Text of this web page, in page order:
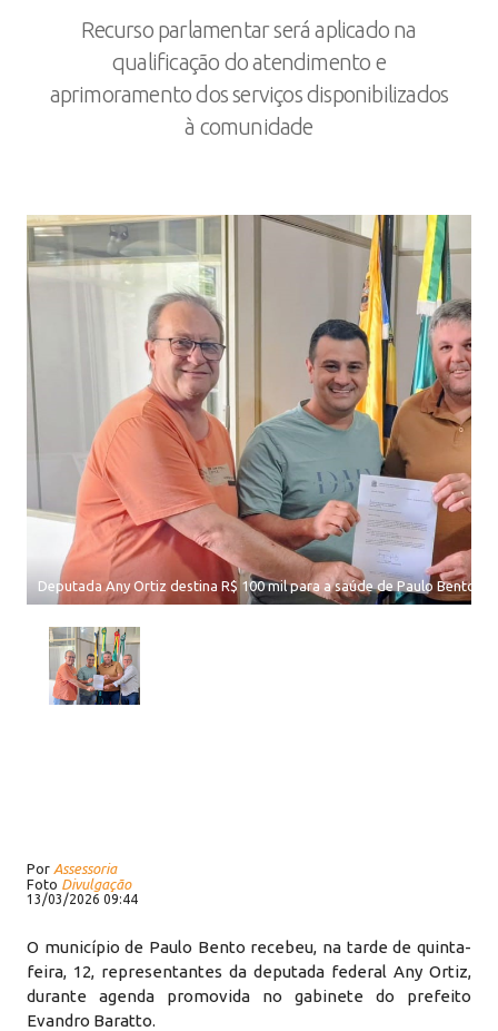
Recurso parlamentar será aplicado na
qualificação do atendimento e
aprimoramento dos serviços disponibilizados
à comunidade
Deputada Any Ortiz destina R$ 100 mil para a saúde de Paulo Bento
Por Assessoria
Foto Divulgação
13/03/2026 09:44
O município de Paulo Bento recebeu, na tarde de quinta-
feira, 12, representantes da deputada federal Any Ortiz,
durante agenda promovida no gabinete do prefeito
Evandro Baratto.